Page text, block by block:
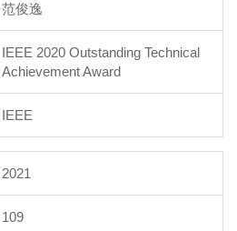
范俊逸
IEEE 2020 Outstanding Technical
Achievement Award
IEEE
2021
109